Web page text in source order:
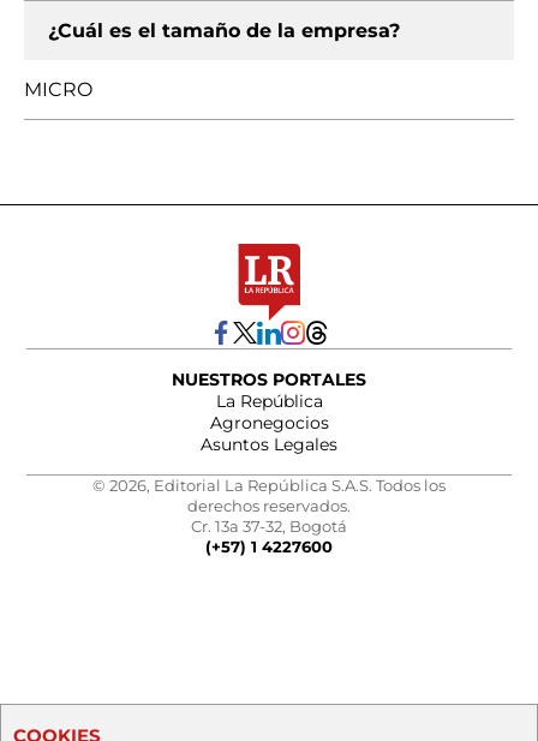
¿Cuál es el tamaño de la empresa?
MICRO
NUESTROS PORTALES
La República
Agronegocios
Asuntos Legales
© 2026, Editorial La República S.A.S. Todos los
derechos reservados.
Cr. 13a 37-32, Bogotá
(+57) 1 4227600
COOKIES